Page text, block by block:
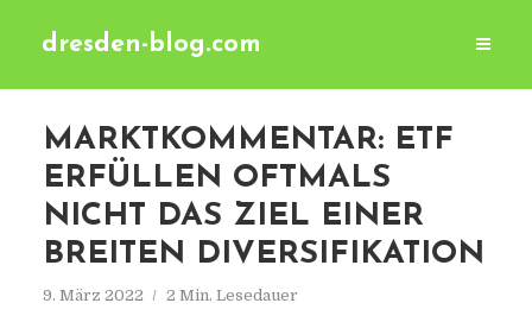
dresden-blog.com
MARKTKOMMENTAR: ETF
ERFÜLLEN OFTMALS
NICHT DAS ZIEL EINER
BREITEN DIVERSIFIKATION
9. März 2022 2 Min. Lesedauer